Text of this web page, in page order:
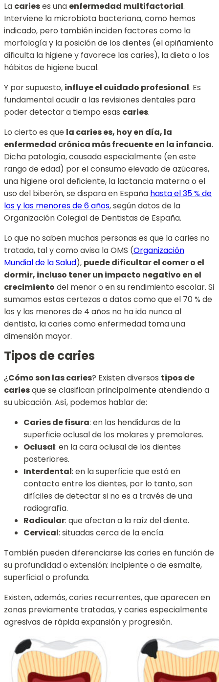
La carieses una enfermedad multifactorial.
Interviene la microbiota bacteriana, como hemos
indicado, pero también inciden factores como la
morfologíay la posiciónde los dientes (el apiñamiento
dificulta la higiene y favorece las caries), la dieta o los
hábitos de higiene bucal.
Y por supuesto, influye el cuidado profesional. Es
fundamental acudir a las revisiones dentales para
poder detectar a tiempo esas caries.
Lo cierto es que la caries es, hoy en día, la
enfermedad crónica más frecuente en la infancia.
Dicha patología, causada especialmente (en este
rango de edad) por el consumo elevado de azúcares,
una higiene oral deficiente, la lactancia materna o el
uso del biberón, se dispara en España hasta el 35 % de
los y las menores de 6 años, según datos de la
Organización Colegial de Dentistas de España.
Lo que no saben muchas personas es que la caries no
tratada, tal y como avisa la OMS (Organización
Mundial de la Salud), puede dificultar el comer o el
dormir, incluso tener un impacto negativo en el
crecimiento del menor o en su rendimiento escolar. Si
sumamos estas certezas a datos como que el 70 % de
los y las menores de 4 años no ha ido nunca al
dentista, la caries como enfermedad toma una
dimensión mayor.
Tipos de caries
¿Cómo son las caries? Existen diversos tipos de
cariesque se clasifican principalmente atendiendo a
su ubicación. Así, podemos hablar de:
Caries de fisura: en las hendiduras de la
superficie oclusal de los molares y premolares.
Oclusal: en la cara oclusal de los dientes
posteriores.
Interdental: en la superficie que está en
contacto entre los dientes, por lo tanto, son
difíciles de detectar si no es a través de una
radiografía.
Radicular: que afectan a la raíz del diente.
Cervical: situadas cerca de la encía.
También pueden diferenciarse las caries en función de
su profundidad o extensión: incipiente o de esmalte,
superficial o profunda.
Existen, además, caries recurrentes, que aparecen en
zonas previamente tratadas, y caries especialmente
agresivas de rápida expansión y progresión.